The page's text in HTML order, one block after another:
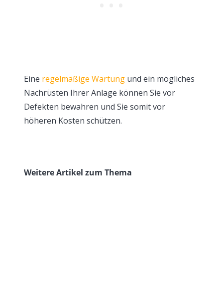
Eine regelmäßige Wartung und ein mögliches
Nachrüsten Ihrer Anlage können Sie vor
Defekten bewahren und Sie somit vor
höheren Kosten schützen.
Weitere Artikel zum Thema